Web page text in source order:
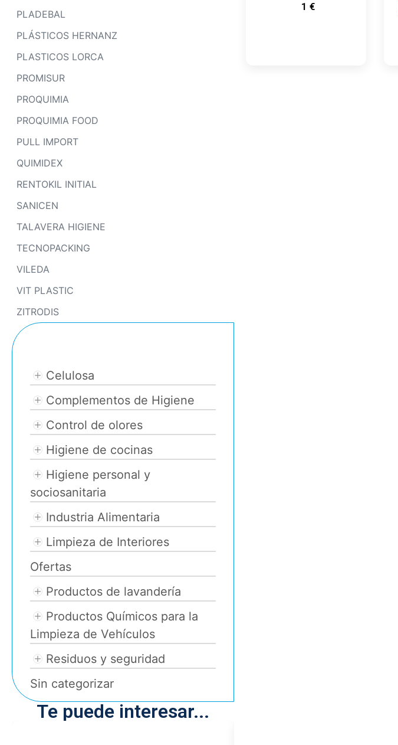
PLADEBAL
PLÁSTICOS HERNANZ
PLASTICOS LORCA
PROMISUR
PROQUIMIA
PROQUIMIA FOOD
PULL IMPORT
QUIMIDEX
RENTOKIL INITIAL
SANICEN
TALAVERA HIGIENE
TECNOPACKING
VILEDA
VIT PLASTIC
ZITRODIS
Celulosa
Complementos de Higiene
Control de olores
Higiene de cocinas
Higiene personal y
sociosanitaria
Industria Alimentaria
Limpieza de Interiores
Ofertas
Productos de lavandería
Productos Químicos para la
Limpieza de Vehículos
Residuos y seguridad
Sin categorizar
Te puede interesar...
1€